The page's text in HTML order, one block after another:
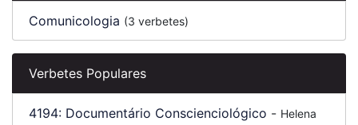
Comunicologia (3 verbetes)
Verbetes Populares
4194: Documentário Conscienciológico - Helena